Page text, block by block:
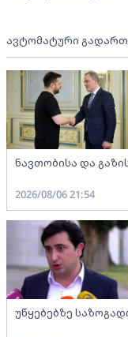
ავტომატური
ნავთობისა და
2026/08/06 21:54
უწყებებზე